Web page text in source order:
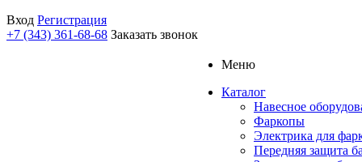
Вход Регистрация
+7 (343) 361-68-68 Заказать звонок
Меню
Каталог
Навесное
Фаркопы
Электрика для
Передняя защита